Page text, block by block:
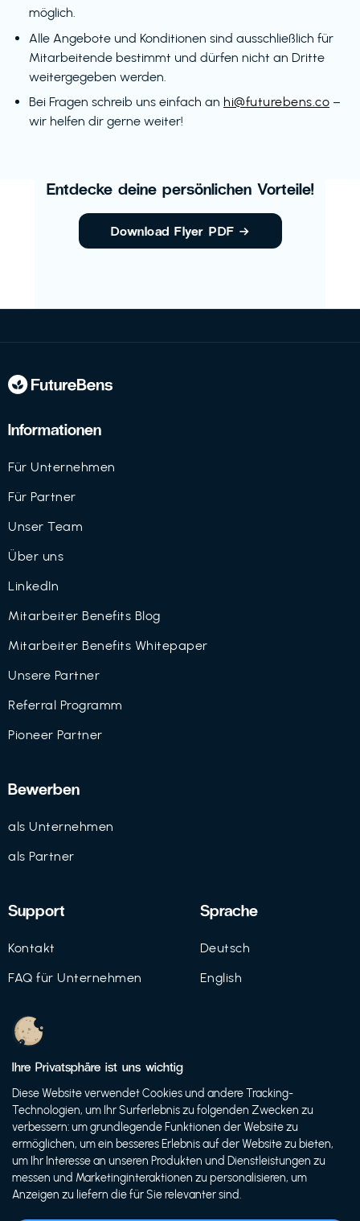
möglich.
Alle Angebote und Konditionen sind ausschließlich für
Mitarbeitende bestimmt und dürfen nicht an Dritte
weitergegeben werden.
Bei Fragen schreib uns einfach an hi@futurebens.co –
wir helfen dir gerne weiter!
Entdecke deine persönlichen Vorteile!
Download Flyer PDF →
Informationen
Für Unternehmen
Für Partner
Unser Team
Über uns
LinkedIn
Mitarbeiter Benefits Blog
Mitarbeiter Benefits Whitepaper
Unsere Partner
Referral Programm
Pioneer Partner
Bewerben
als Unternehmen
als Partner
Support
Kontakt
FAQ für Unternehmen
Datenschutz
Nutzungsbedingungen
Sprache
Deutsch
English
© 2021 FutureBens GmbH
Ihre Privatsphäre ist uns wichtig
Diese Website verwendet Cookies und andere Tracking-
Technologien, um Ihr Surferlebnis zu folgenden Zwecken zu
verbessern: um grundlegende Funktionen der Website zu
ermöglichen, um ein besseres Erlebnis auf der Website zu bieten,
um Ihr Interesse an unseren Produkten und Dienstleistungen zu
messen und Marketinginteraktionen zu personalisieren, um
Anzeigen zu liefern die für Sie relevanter sind.